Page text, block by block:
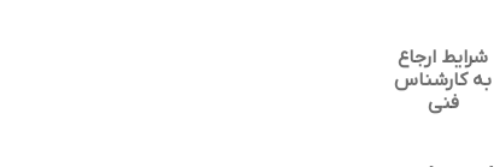
شرایط ارجاع
به کارشناس
فنی